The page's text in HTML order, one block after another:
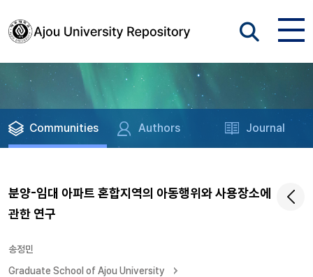
Communities Authors Journal
분양-임대 아파트 혼합지역의 아동행위와 사용장소에
관한 연구
송정민
Graduate School of Ajou University